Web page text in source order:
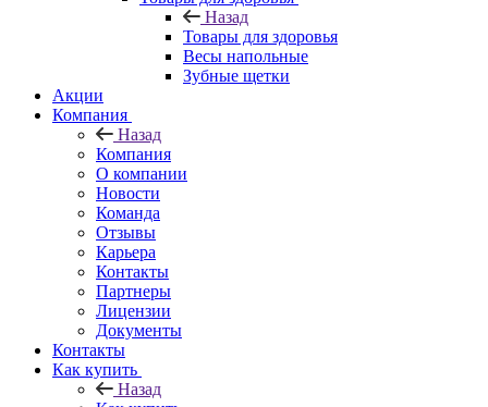
Назад
Товары для здоровья
Весы напольные
Зубные щетки
Акции
Компания
Назад
Компания
О компании
Новости
Команда
Отзывы
Карьера
Контакты
Партнеры
Лицензии
Документы
Контакты
Как купить
Назад